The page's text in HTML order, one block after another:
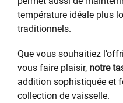
température idéale plus
traditionnels.
Que vous souhaitiez
vous faire plaisir, notre
addition sophistiquée et
collection de vaisselle.